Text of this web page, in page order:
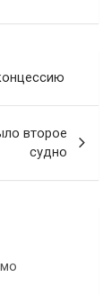
второе
судно